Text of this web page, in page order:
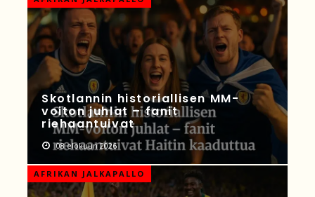
Skotlannin historiallisen MM-
voiton juhlat – fanit
riehaantuivat
08 elokuun 2026
AFRIKAN JALKAPALLO